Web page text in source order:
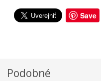
Save
Podobné
0
8
6
0
7
6
0
7
6